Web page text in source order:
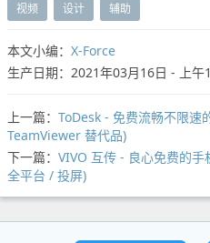
视频 设计 辅助
本文小编： X-Force
生产日期：2021年03月16日 - 上午
上一篇： ToDesk - 免费流畅不限速
TeamViewer 替代品)
下一篇： VIVO 互传 - 良心免费的
全平台 / 投屏)